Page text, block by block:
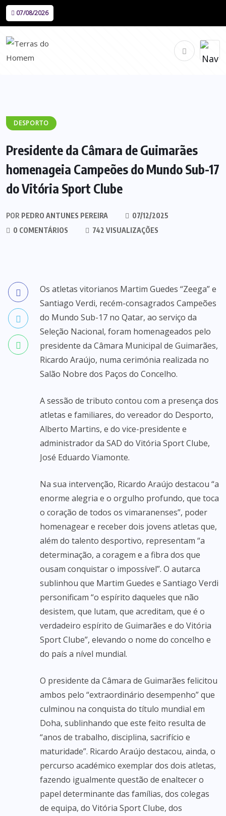
07/08/2026
DESPORTO
Presidente da Câmara de Guimarães
homenageia Campeões do Mundo Sub-17
do Vitória Sport Clube
POR PEDRO ANTUNES PEREIRA
07/12/2025
0 COMENTÁRIOS
742 VISUALIZAÇÕES
Os atletas vitorianos Martim Guedes “Zeega” e
Santiago Verdi, recém-consagrados Campeões
do Mundo Sub-17 no Qatar, ao serviço da
Seleção Nacional, foram homenageados pelo
presidente da Câmara Municipal de Guimarães,
Ricardo Araújo, numa cerimónia realizada no
Salão Nobre dos Paços do Concelho.
A sessão de tributo contou com a presença dos
atletas e familiares, do vereador do Desporto,
Alberto Martins, e do vice-presidente e
administrador da SAD do Vitória Sport Clube,
José Eduardo Viamonte.
Na sua intervenção, Ricardo Araújo destacou “a
enorme alegria e o orgulho profundo, que toca
o coração de todos os vimaranenses”, poder
homenagear e receber dois jovens atletas que,
além do talento desportivo, representam “a
determinação, a coragem e a fibra dos que
ousam conquistar o impossível”. O autarca
sublinhou que Martim Guedes e Santiago Verdi
personificam “o espírito daqueles que não
desistem, que lutam, que acreditam, que é o
verdadeiro espírito de Guimarães e do Vitória
Sport Clube”, elevando o nome do concelho e
do país a nível mundial.
O presidente da Câmara de Guimarães felicitou
ambos pelo “extraordinário desempenho” que
culminou na conquista do título mundial em
Doha, sublinhando que este feito resulta de
“anos de trabalho, disciplina, sacrifício e
maturidade”. Ricardo Araújo destacou, ainda, o
percurso académico exemplar dos dois atletas,
fazendo igualmente questão de enaltecer o
papel determinante das famílias, dos colegas
de equipa, do Vitória Sport Clube, dos